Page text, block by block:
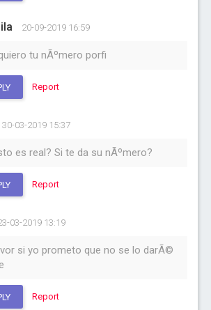
20-09-2019 16:59
tu nÃºmero porfi
Report
30-03-2019 15:37
es real? Si te da su nÃºmero?
Report
03-2019 13:19
si yo prometo que no se lo darÃ©
Report